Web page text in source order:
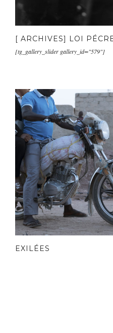
[ ARCHIVES] LOI
[tg_gallery_slider gallery_id="579"]
EXILÉES